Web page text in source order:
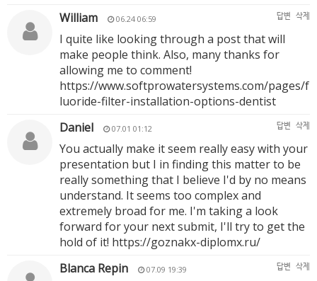
William
06.24 06:59 답변 삭제
I quite like looking through a post that will
make people think. Also, many thanks for
allowing me to comment!
https://www.softprowatersystems.com/pages/f
luoride-filter-installation-options-dentist
Daniel
07.01 01:12 답변 삭제
You actually make it seem really easy with your
presentation but I in finding this matter to be
really something that I believe I'd by no means
understand. It seems too complex and
extremely broad for me. I'm taking a look
forward for your next submit, I'll try to get the
hold of it! https://goznakx-diplomx.ru/
Blanca Repin
07.09 19:39 답변 삭제